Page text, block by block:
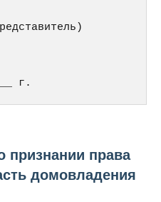
г.
признании права
домовладения